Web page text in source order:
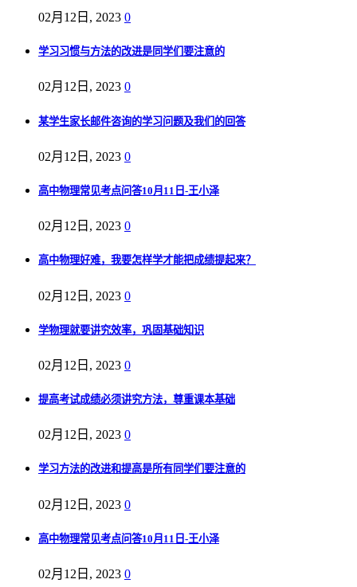
02月12日, 2023 0
学习习惯与方法的改进是同学们要注意的
02月12日, 2023 0
某学生家长邮件咨询的学习问题及我们的回答
02月12日, 2023 0
高中物理常见考点问答10月11日-王小泽
02月12日, 2023 0
高中物理好难，我要怎样学才能把成绩提起来？
02月12日, 2023 0
学物理就要讲究效率，巩固基础知识
02月12日, 2023 0
提高考试成绩必须讲究方法，尊重课本基础
02月12日, 2023 0
学习方法的改进和提高是所有同学们要注意的
02月12日, 2023 0
高中物理常见考点问答10月11日-王小泽
02月12日, 2023 0